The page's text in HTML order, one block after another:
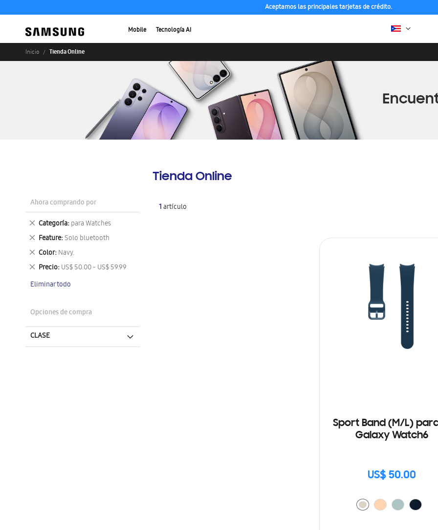
Aceptamos las principales tarjetas de crédito.
Mobile Tecnología AI
Inicio Tienda Online
Tienda Online
1artículo
Sport Band (M/L)
Galaxy Watch6
US$ 50.00
Ahora comprando por
Categoría para Watches
Eliminar
este
artículo
Feature Solo bluetooth
Eliminar
este
artículo
Color Navy.
Eliminar
este
artículo
Precio US$ 50.00 - US$ 59.99
Eliminar
artículo
Eliminar todo
Opciones de compra
CLASE